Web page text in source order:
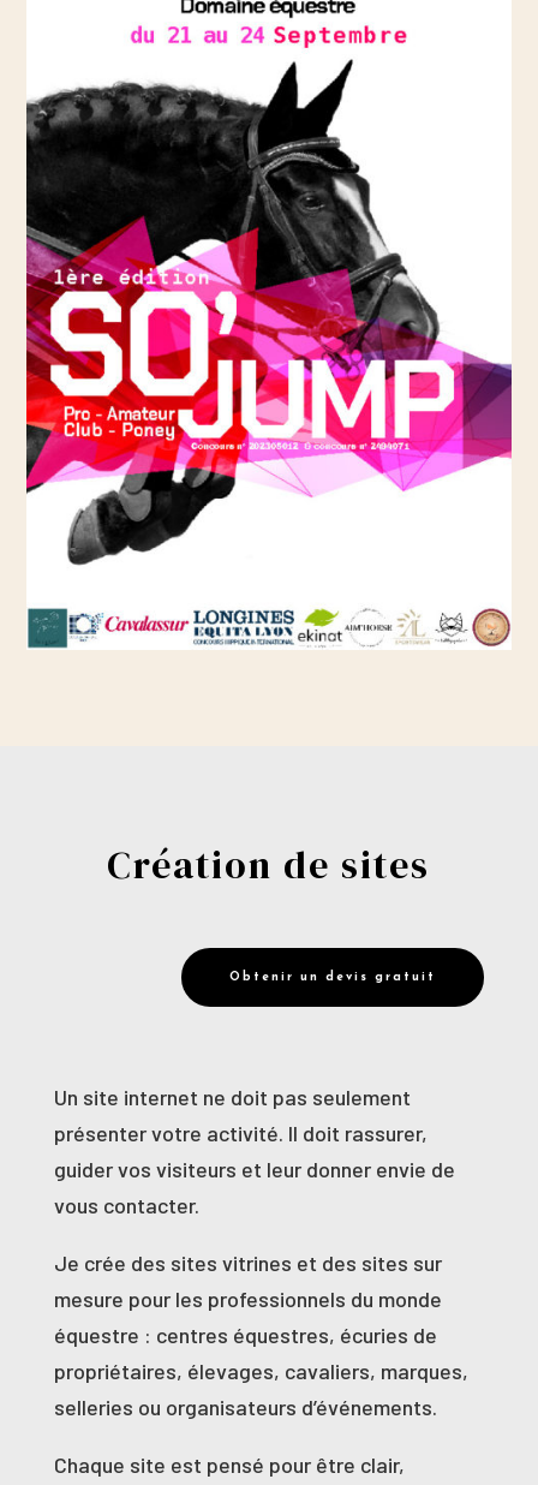
Création de sites
Obtenir un devis gratuit
Un site internet ne doit pas seulement
présenter votre activité. Il doit rassurer,
guider vos visiteurs et leur donner envie de
vous contacter.
Je crée des sites vitrines et des sites sur
mesure pour les professionnels du monde
équestre : centres équestres, écuries de
propriétaires, élevages, cavaliers, marques,
selleries ou organisateurs d’événements.
Chaque site est pensé pour être clair,